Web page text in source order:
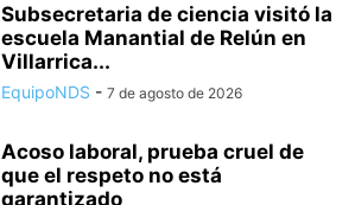
Subsecretaria de ciencia visitó la
escuela Manantial de Relún en
Villarrica...
EquipoNDS - 7 de agosto de 2026
Acoso laboral, prueba cruel de
que el respeto no está
garantizado